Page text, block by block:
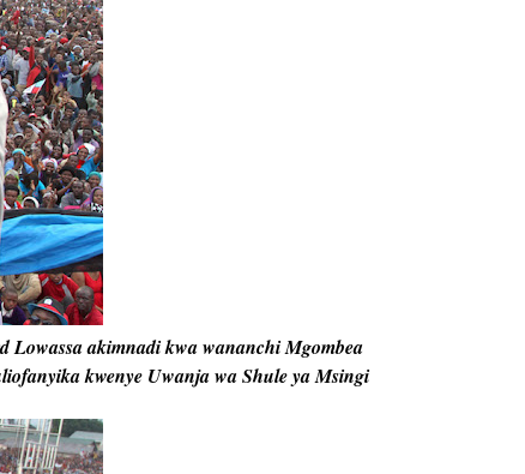
akimnadi kwa wananchi Mgombea
kwenye Uwanja wa Shule ya Msingi